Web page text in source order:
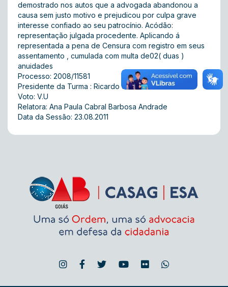
demostrado nos autos que a advogada abandonou a
causa sem justo motivo e prejudicou por culpa grave
interesse confiado ao seu patrocínio. Acódão:
representação julgada procedente. Aplicando á
representada a pena de Censura com registro em seus
assentamento , cumulada com multa de02( duas )
anuidades
Processo: 2008/11581
Presidente da Turma : Ricardo José Ferreira
Voto: V.U
Relatora: Ana Paula Cabral Barbosa Andrade
Data da Sessão: 23.08.2011